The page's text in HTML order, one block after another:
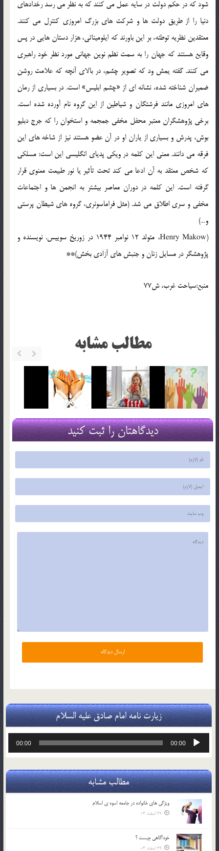
شود كه در حكم دولت در سايه عمل مي كنند كه به نظر مي رسد رخدادهاي
دنيا را از طريق دولت ها و شركت هاي بزرگ امروزي كنترل مي كنند.
معتقدين نظريه توطئه، بر اين باورند كه ايلوميناتي، هزار دستان هايي در پس
وقايع هستند كه جهان را به سمت نظم نوين جهاني مورد نظر خود راهبري
مي كنند. گفته يمش ود كه تصوير چشم، در بالاي آنچه كه علامت روشن
ضميران شناخته شده، نشانه اي از «چشم ابليس» است. در بسياري از رمان
هاي امروزي مانند فرشتگان و شياطين از اين گروه نام آورده شده است.
برخي پژوهشگران معتبر محفل مخفي جمجمه و استخوان را كه جرج دبليو
بوش، پدرش و بسياري از ياران او در آن عضو هستند نيز از شاخه هاي اين
فرقه مي دانند. معني اين كلمه در ويكي پدياي انگليسي اين است: مسلكي
كه شخص معتقد به آن ادعا مي كند تحت تأثير يا نور طبيعت معنوي قرار
گرفته است. اين كلمه در دوران معاصر بيشتر به انجمن ها و اجتماعات
مخفي و سري اطلاق مي شد. (مثل فراماسونري، گروه هاي شيطان پرستي
و…)
(Henry Makow، متولد 12 نوامبر 1944 در زوريخ سوييس. نويسنده و
پژوهشگر در مسايل زنان و جنبش هاي آزادي بخش)**
منبع:سياحت غرب، ش77
مطالب مشابه
دیدگاهتان را ثبت کنید
زیارت نامه امام صادق علیه السلام
پخش‌کننده
00:00
00:00
مطالب مشابه
ويژگي هاي خانواده در جامعه اسوه ي اسلام
29 اسفند 03
خودآگاهى چيست ؟
29 اسفند 03